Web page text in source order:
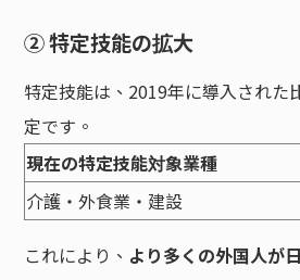
② 特定技能の拡大
特定技能は、2019年に導入され
定です。
現在の特定技能対象業種
介護・外食業・建設
これにより、 より多くの外国人が